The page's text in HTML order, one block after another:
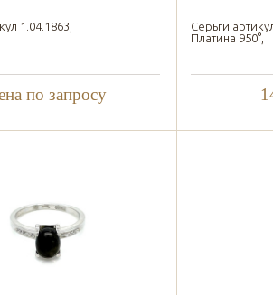
1.04.1863,
по запросу
Серьги
Платина 950°,